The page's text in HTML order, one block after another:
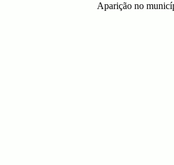
Aparição no